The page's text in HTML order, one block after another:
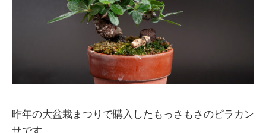
昨年の大盆栽まつりで購入したもっさもさのピラカン